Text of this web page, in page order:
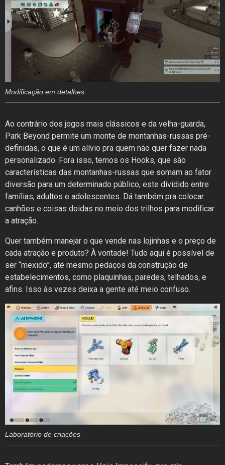
Modificação em detalhes
Ao contrário dos jogos mais clássicos e da velha-guarda,
Park Beyond permite um monte de montanhas-russas pré-
definidas, o que é um alívio pra quem não quer fazer nada
personalizado. Fora isso, temos os Hooks, que são
características das montanhas-russas que somam ao fator
diversão para um determinado público, este dividido entre
famílias, adultos e adolescentes. Dá também pra colocar
canhões e coisas doidas no meio dos trilhos para modificar
a atração.
Quer também manejar o que vende nas lojinhas e o preço de
cada atração e produto? À vontade! Tudo aqui é possível de
ser “mexido”, até mesmo pedaços da construção de
estabelecimentos, como plaquinhas, paredes, telhados, e
afins. Isso às vezes deixa a gente até meio confuso.
Laboratório de criações